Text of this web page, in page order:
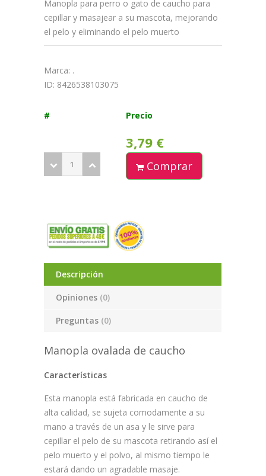
Manopla para perro o gato de caucho para
cepillar y masajear a su mascota, mejorando
el pelo y eliminando el pelo muerto
Marca: .
ID: 8426538103075
# Precio
3,79 €
Comprar
Descripción
Opiniones (0)
Preguntas (0)
Manopla ovalada de caucho
Características
Esta manopla está fabricada en caucho de
alta calidad, se sujeta comodamente a su
mano a través de un asa y le sirve para
cepillar el pelo de su mascota retirando así el
pelo muerto y el polvo, al mismo tiempo le
estará dando un agradable masaje.